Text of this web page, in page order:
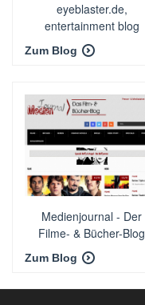
eyeblaster.de,
entertainment blog
Zum Blog
Medienjournal - Der
Filme- & Bücher-Blog
Zum Blog